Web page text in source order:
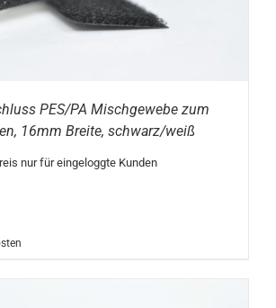
PES/PA Mischgewebe zum
16mm Breite, schwarz/weiß
nur für eingeloggte Kunden